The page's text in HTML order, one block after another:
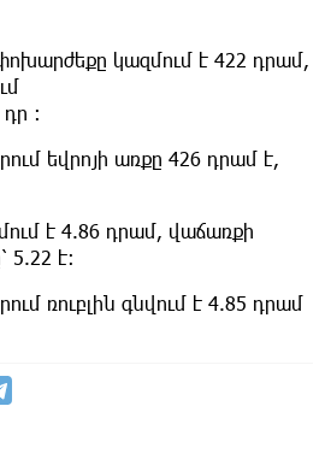
կազմում է 422 դրամ,
։
եվրոյի առքը 426 դրամ է,
է 4.86 դրամ, վաճառքի
5.22 է։
ռուբլին գնվում է 4.85 դրամ